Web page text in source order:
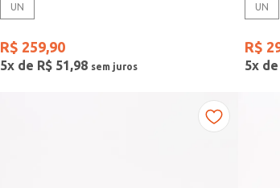
UN
R$ 259,90
5x de R$ 51 ,98
UN
R$
5x de